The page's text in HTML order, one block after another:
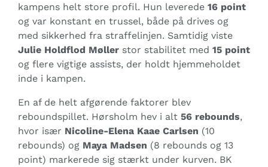
kampens helt store profil. Hun leverede 16 point
og var konstant en trussel, både på drives og
med sikkerhed fra straffelinjen. Samtidig viste
Julie Holdflod Møller stor stabilitet med 15 point
og flere vigtige assists, der holdt hjemmeholdet
inde i kampen.
En af de helt afgørende faktorer blev
reboundspillet. Hørsholm hev i alt 56 rebounds,
hvor især Nicoline-Elena Kaae Carlsen (10
rebounds) og Maya Madsen (8 rebounds og 13
point) markerede sig stærkt under kurven. BK